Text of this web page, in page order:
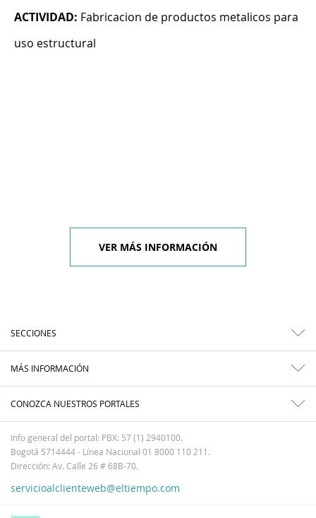
ACTIVIDAD: Fabricacion de productos metalicos para
uso estructural
VER MÁS INFORMACIÓN
SECCIONES
MÁS INFORMACIÓN
CONOZCA NUESTROS PORTALES
Info general del portal: PBX: 57 (1) 2940100.
Bogotá 5714444 - Línea Nacional 01 8000 110 211.
Dirección: Av. Calle 26 # 68B-70.
servicioalclienteweb@eltiempo.com